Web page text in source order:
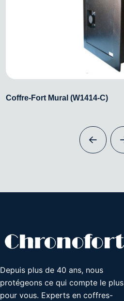
Coffre-Fort Mural (W1414-C)
Depuis plus de 40 ans, nous
protégeons ce qui compte le plus
pour vous. Experts en coffres-